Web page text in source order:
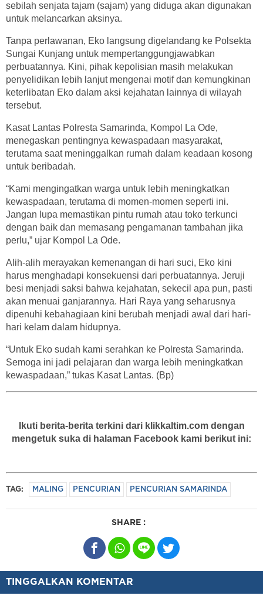
sebilah senjata tajam (sajam) yang diduga akan digunakan
untuk melancarkan aksinya.
Tanpa perlawanan, Eko langsung digelandang ke Polsekta
Sungai Kunjang untuk mempertanggungjawabkan
perbuatannya. Kini, pihak kepolisian masih melakukan
penyelidikan lebih lanjut mengenai motif dan kemungkinan
keterlibatan Eko dalam aksi kejahatan lainnya di wilayah
tersebut.
Kasat Lantas Polresta Samarinda, Kompol La Ode,
menegaskan pentingnya kewaspadaan masyarakat,
terutama saat meninggalkan rumah dalam keadaan kosong
untuk beribadah.
“Kami mengingatkan warga untuk lebih meningkatkan
kewaspadaan, terutama di momen-momen seperti ini.
Jangan lupa memastikan pintu rumah atau toko terkunci
dengan baik dan memasang pengamanan tambahan jika
perlu,” ujar Kompol La Ode.
Alih-alih merayakan kemenangan di hari suci, Eko kini
harus menghadapi konsekuensi dari perbuatannya. Jeruji
besi menjadi saksi bahwa kejahatan, sekecil apa pun, pasti
akan menuai ganjarannya. Hari Raya yang seharusnya
dipenuhi kebahagiaan kini berubah menjadi awal dari hari-
hari kelam dalam hidupnya.
“Untuk Eko sudah kami serahkan ke Polresta Samarinda.
Semoga ini jadi pelajaran dan warga lebih meningkatkan
kewaspadaan,” tukas Kasat Lantas. (Bp)
Ikuti berita-berita terkini dari klikkaltim.com dengan
mengetuk suka di halaman Facebook kami berikut ini:
TAG: MALING PENCURIAN PENCURIAN SAMARINDA
SHARE :
TINGGALKAN KOMENTAR